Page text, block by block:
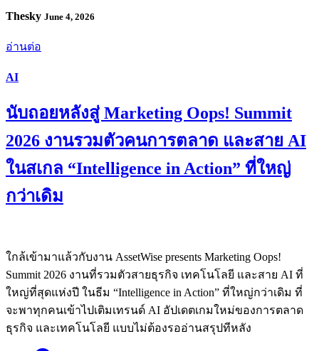
Thesky June 4, 2026
อ่านต่อ
AI
นับถอยหลังสู่ Marketing Oops! Summit
2026 งานรวมตัวคนการตลาด และสาย AI
ในสเกล “Intelligence in Action” ที่ใหญ่
กว่าเดิม
ใกล้เข้ามาแล้วกับงาน AssetWise presents Marketing Oops!
Summit 2026 งานที่รวมตัวสายธุรกิจ เทคโนโลยี และสาย AI ที่
ใหญ่ที่สุดแห่งปี ในธีม “Intelligence in Action” ที่ใหญ่กว่าเดิม ที่
จะพาทุกคนเข้าไปเติมเทรนด์ AI อัปเดตเกมใหม่ของการตลาด
ธุรกิจ และเทคโนโลยี แบบไม่ต้องรออ่านสรุปทีหลัง